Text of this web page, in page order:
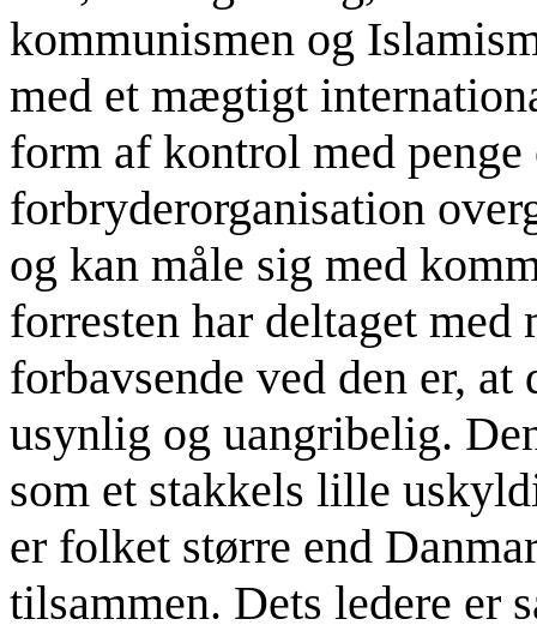
kommunismen og
med et mægtigt
form af kontrol med penge
forbryderorganisation
og kan måle sig med
forresten har deltaget
forbavsende ved den er,
usynlig og uangribelig.
som et stakkels lille
er folket større end
tilsammen. Dets ledere er